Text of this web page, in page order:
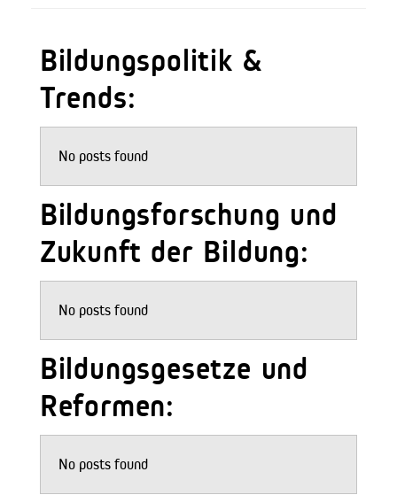
Bildungspolitik &
Trends:
No posts found
Bildungsforschung und
Zukunft der Bildung:
No posts found
Bildungsgesetze und
Reformen:
No posts found